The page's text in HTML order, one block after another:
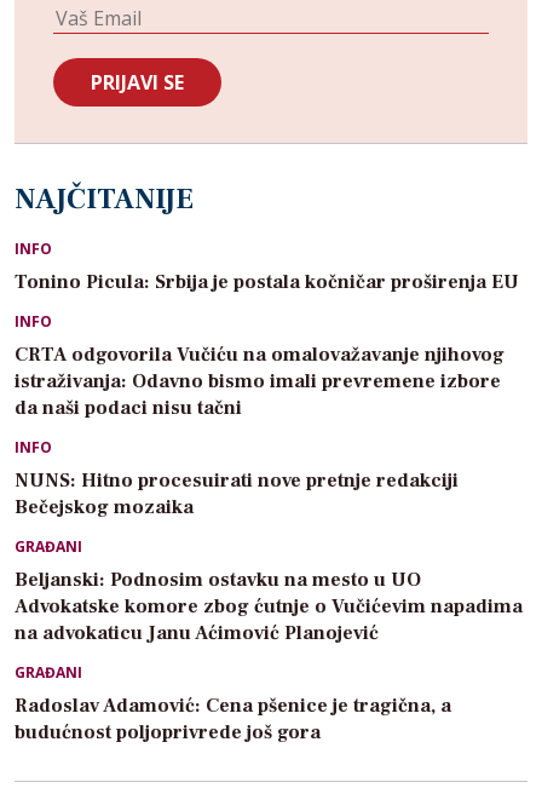
NAJČITANIJE
INFO
Tonino Picula: Srbija je postala kočničar proširenja EU
INFO
CRTA odgovorila Vučiću na omalovažavanje njihovog
istraživanja: Odavno bismo imali prevremene izbore
da naši podaci nisu tačni
INFO
NUNS: Hitno procesuirati nove pretnje redakciji
Bečejskog mozaika
GRAĐANI
Beljanski: Podnosim ostavku na mesto u UO
Advokatske komore zbog ćutnje o Vučićevim napadima
na advokaticu Janu Aćimović Planojević
GRAĐANI
Radoslav Adamović: Cena pšenice je tragična, a
budućnost poljoprivrede još gora